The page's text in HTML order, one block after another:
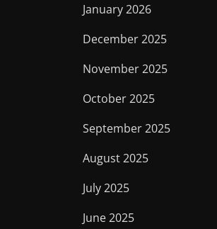
January 2026
December 2025
November 2025
October 2025
September 2025
August 2025
July 2025
June 2025